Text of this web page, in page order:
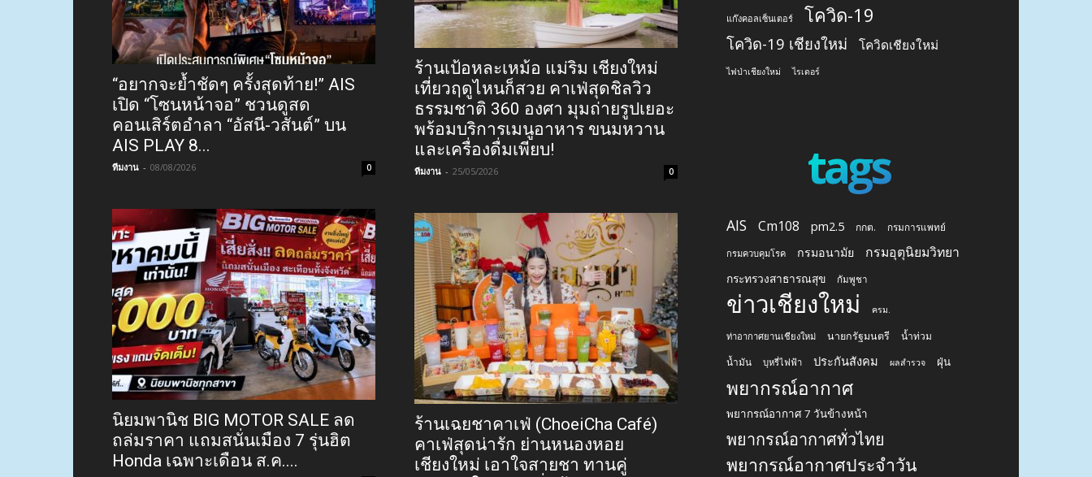
“อยากจะย้ำชัดๆ ครั้งสุดท้าย!” AIS
เปิด “โซนหน้าจอ” ชวนดูสด
คอนเสิร์ตอำลา “อัสนี-วสันต์” บน
AIS PLAY 8...
ทีมงาน - 08/08/2026 0
นิยมพานิช BIG MOTOR SALE ลด
ถล่มราคา แถมสนั่นเมือง 7 รุ่นฮิต
Honda เฉพาะเดือน ส.ค....
ร้านเป้อหละเหม้อ แม่ริม เชียงใหม่
เที่ยวฤดูไหนก็สวย คาเฟ่สุดชิลวิว
ธรรมชาติ 360 องศา มุมถ่ายรูปเยอะ
พร้อมบริการเมนูอาหาร ขนมหวาน
และเครื่องดื่มเพียบ!
ทีมงาน - 25/05/2026 0
ร้านเฉยชาคาเฟ่ (ChoeiCha Café)
คาเฟ่สุดน่ารัก ย่านหนองหอย
เชียงใหม่ เอาใจสายชา ทานคู่
แก๊งคอลเซ็นเตอร์ โควิด-19
โควิด-19 เชียงใหม่ โควิดเชียงใหม่
ไฟป่าเชียงใหม่ ไรเดอร์
tags
AIS Cm108 pm2.5 กกต. กรมการแพทย์
กรมควบคุมโรค กรมอนามัย กรมอุตุนิยมวิทยา
กระทรวงสาธารณสุข กัมพูชา
ข่าวเชียงใหม่ ครม.
ท่าอากาศยานเชียงใหม่ นายกรัฐมนตรี น้ำท่วม
น้ำมัน บุหรี่ไฟฟ้า ประกันสังคม ผลสำรวจ ฝุ่น
พยากรณ์อากาศ
พยากรณ์อากาศ 7 วันข้างหน้า
พยากรณ์อากาศทั่วไทย
พยากรณ์อากาศประจำวัน